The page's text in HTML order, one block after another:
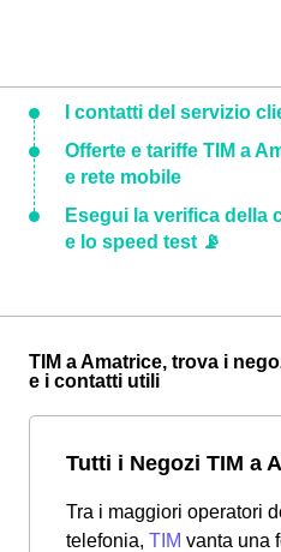
I contatti del servizio
Offerte e tariffe TIM a
e rete mobile
Esegui la verifica della
e lo speed test 📡
TIM a Amatrice, trova i
e i contatti utili
Tutti i Negozi TIM a
Tra i maggiori operatori
telefonia, TIM vanta una